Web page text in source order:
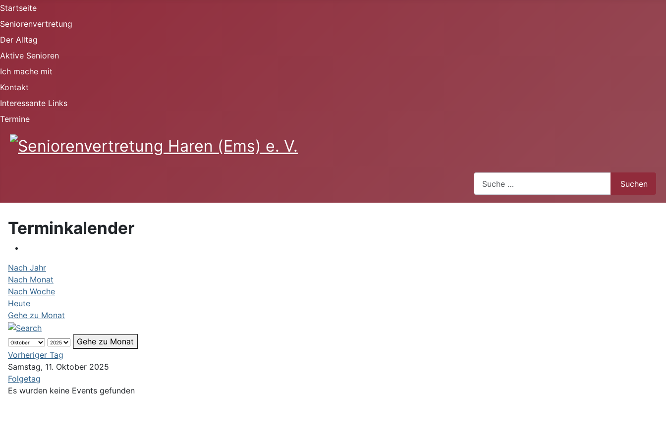
Startseite
Seniorenvertretung
Der Alltag
Aktive Senioren
Ich mache mit
Kontakt
Interessante Links
Termine
Suchen
Terminkalender
Nach Jahr
Nach Monat
Nach Woche
Heute
Gehe zu Monat
Gehe zu Monat
Vorheriger Tag
Samstag, 11. Oktober 2025
Folgetag
Es wurden keine Events gefunden